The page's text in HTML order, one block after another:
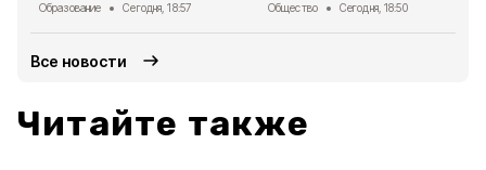
Образование Сегодня, 18:57 Общество Сегодня, 18:50
Все новости
Читайте также